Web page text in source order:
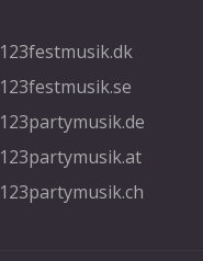
123festmusik.dk
123festmusik.se
123partymusik.de
123partymusik.at
123partymusik.ch